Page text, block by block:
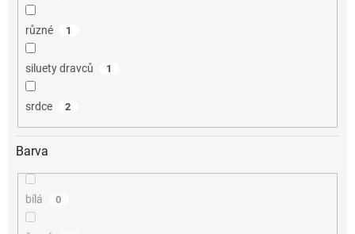
různé 1
siluety dravců 1
srdce 2
Barva
bílá 0